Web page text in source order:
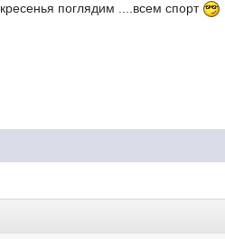
поглядим ....всем спорт